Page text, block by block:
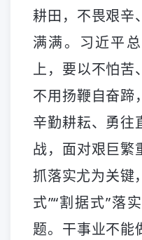
耕田，不畏艰辛
满满。习近平
上，要以不怕苦
不用扬鞭自奋蹄
辛勤耕耘、勇往
战，面对艰巨繁
抓落实尤为关键
式”“割据式”落
题。干事业不能